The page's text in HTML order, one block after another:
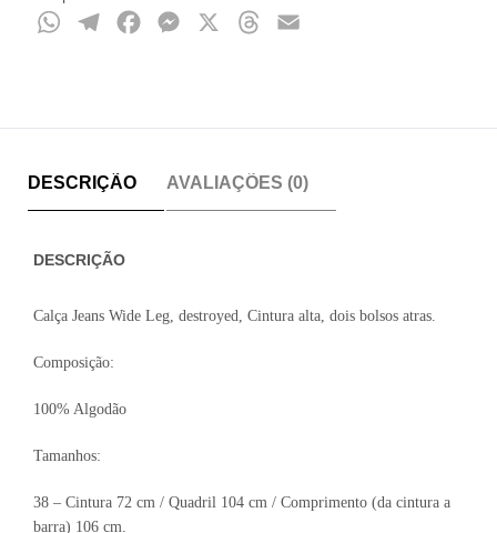
WhatsAppTelegramFacebookMessenger Threads
DESCRIÇÃO AVALIAÇÕES (0)
DESCRIÇÃO
Calça Jeans Wide Leg, destroyed, Cintura alta, dois bolsos atras.
Composição:
100% Algodão
Tamanhos:
38 – Cintura 72 cm / Quadril 104 cm / Comprimento (da cintura a
barra) 106 cm.